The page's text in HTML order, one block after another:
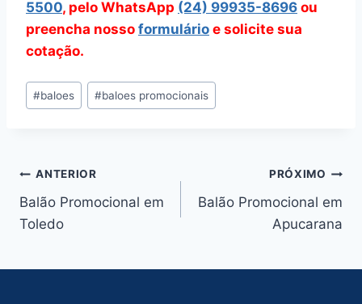
5500, pelo WhatsApp (24) 99935-8696 ou
preencha nosso formulário e solicite sua
cotação.
Tags
do
#baloes #baloes promocionais
Navegação
de
ANTERIOR
Balão Promocional em
Toledo
PRÓXIMO
Balão Promocional em
Apucarana